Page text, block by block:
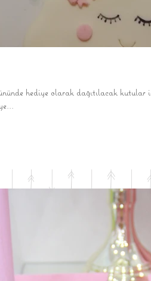
hediye olarak dağıtılacak kutular